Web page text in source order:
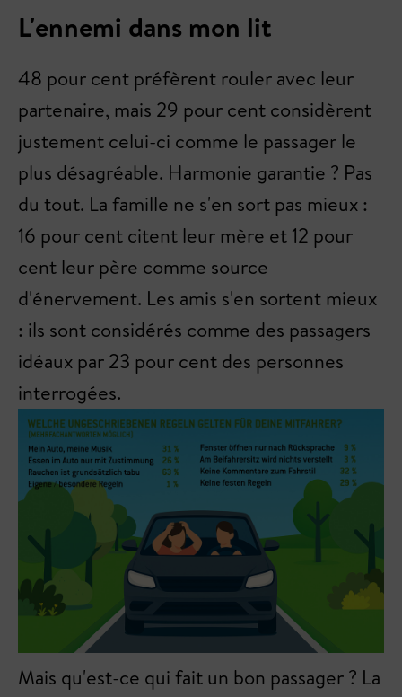
L'ennemi dans mon lit
48 pour cent préfèrent rouler avec leur
partenaire, mais 29 pour cent considèrent
justement celui-ci comme le passager le
plus désagréable. Harmonie garantie ? Pas
du tout. La famille ne s'en sort pas mieux :
16 pour cent citent leur mère et 12 pour
cent leur père comme source
d'énervement. Les amis s'en sortent mieux
: ils sont considérés comme des passagers
idéaux par 23 pour cent des personnes
interrogées.
Mais qu'est-ce qui fait un bon passager ? La